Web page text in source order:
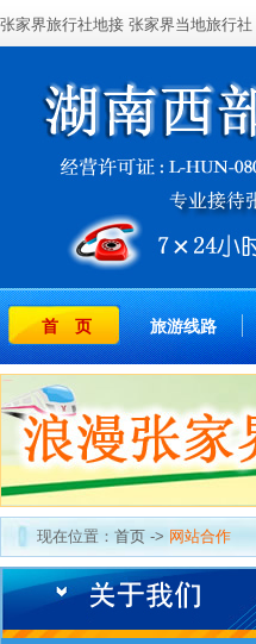
张家界旅行社地接 张家界当地旅行社
首 页 旅游线路
现在位置： 首页 -> 网站合作